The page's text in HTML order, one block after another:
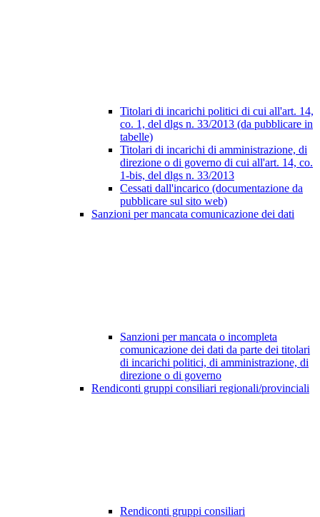
Titolari di incarichi politici di cui all'art. 14,
co. 1, del dlgs n. 33/2013 (da pubblicare in
tabelle)
Titolari di incarichi di amministrazione, di
direzione o di governo di cui all'art. 14, co.
1-bis, del dlgs n. 33/2013
Cessati dall'incarico (documentazione da
pubblicare sul sito web)
Sanzioni per mancata comunicazione dei dati
Sanzioni per mancata o incompleta
comunicazione dei dati da parte dei titolari
di incarichi politici, di amministrazione, di
direzione o di governo
Rendiconti gruppi consiliari regionali/provinciali
Rendiconti gruppi consiliari